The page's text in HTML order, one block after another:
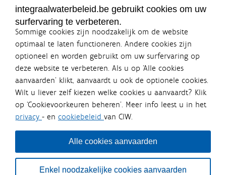
LOGIN VEREIST
integraalwaterbeleid.be gebruikt cookies om uw
surfervaring te verbeteren.
Sommige cookies zijn noodzakelijk om de website
optimaal te laten functioneren. Andere cookies zijn
optioneel en worden gebruikt om uw surfervaring op
deze website te verbeteren. Als u op ‘Alle cookies
aanvaarden’ klikt, aanvaardt u ook de optionele cookies.
Wilt u liever zelf kiezen welke cookies u aanvaardt? Klik
op ‘Cookievoorkeuren beheren’. Meer info leest u in het
privacy - en cookiebeleid van CIW.
Alle cookies aanvaarden
Enkel noodzakelijke cookies aanvaarden
Integraalwaterbeleid.be is een
officiële website van de Vlaamse
overheid
uitgegeven door Coördinatiecommissie Integraal
Waterbeleid
De Coördinatiecommissie Integraal Waterbeleid (CIW) is een
bestuursniveaus die bij het waterbeleid betrokken zijn. Ook
waterbedrijven nemen deel aan het overleg. Deze
samenwerking zorgt voor een gecoördineerde en
geïntegreerde aanpak van het waterbeleid en waterbeheer
in Vlaanderen.